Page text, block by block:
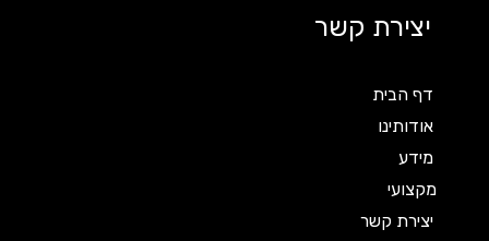
יצירת קשר
דף הבית
אודותינו
מקצועי
יצירת קשר